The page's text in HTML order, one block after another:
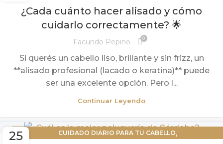
¿Cada cuánto hacer alisado y cómo
cuidarlo correctamente? 🌟
Facundo Pepino 0
Si querés un cabello liso, brillante y sin frizz, un
**alisado profesional (lacado o keratina)** puede
ser una excelente opción. Pero l...
Continuar Leyendo
25 CUIDADO DIARIO PARA TU CABELLO,